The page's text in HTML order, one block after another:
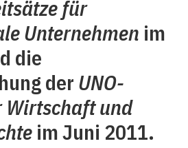
für
Unternehmen im
die
der UNO-
und
im Juni 2011.